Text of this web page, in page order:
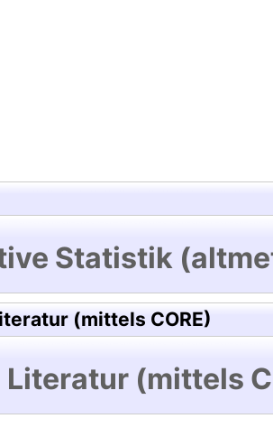
Statistik
(mittels CORE)
(mittels